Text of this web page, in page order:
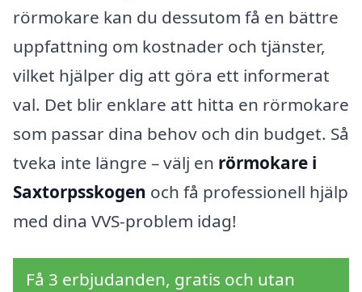
rörmokare kan du dessutom få en bättre
uppfattning om kostnader och tjänster,
vilket hjälper dig att göra ett informerat
val. Det blir enklare att hitta en rörmokare
som passar dina behov och din budget. Så
tveka inte längre – välj en rörmokare i
Saxtorpsskogen och få professionell hjälp
med dina VVS-problem idag!
Få 3 erbjudanden, gratis och utan